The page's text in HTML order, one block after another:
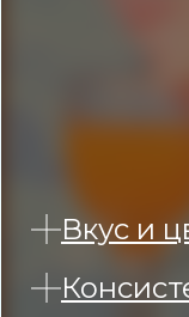
Вкус и